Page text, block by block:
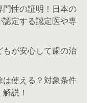
性の証明！日本の
定する認定医や専
が安心して歯の治
は使える？対象条件
説！